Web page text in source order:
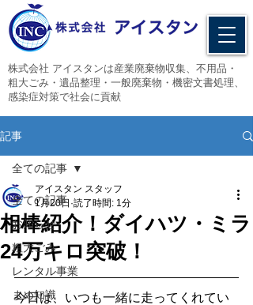
​株式会社 アイスタンは産業廃棄物収集、不用品・
粗大ごみ・遺品整理・一般廃棄物・機密文書処理、
感染症対策で社会に貢献
記事
全ての記事
お知らせ
粗大ごみ
レンタル事業
まめ知識
全ての記事
相棒紹介！ダイハツ・ミラ
24万キロ突破！
アイスタン スタッフ
1月20日 読了時間: 1分
今日は、いつも一緒に走ってくれてい